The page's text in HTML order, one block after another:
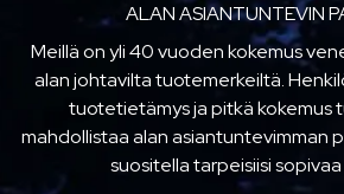
ALAN ASIANTUNTEVIN
Meillä on yli 40 vuoden kokemus
alan johtavilta tuotemerkeiltä.
tuotetietämys ja pitkä kokemus
mahdollistaa alan asiantuntevimman
suositella tarpeisiisi